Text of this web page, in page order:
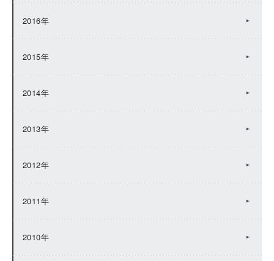
2016年
2015年
2014年
2013年
2012年
2011年
2010年